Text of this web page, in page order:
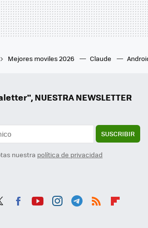
Mejores moviles 2026 Claude
NUESTRA NEWSLETTER
SUSCRIBIR
nuestra política de privacidad